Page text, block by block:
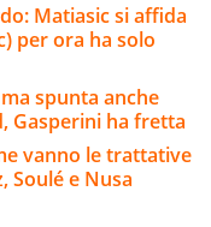
Matiasic si affida
per ora ha solo
spunta anche
Gasperini ha fretta
vanno le trattative
Soulé e Nusa